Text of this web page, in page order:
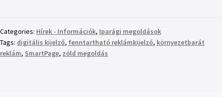
Categories: Hírek - Információk, Iparági megoldások
Tags: digitális kijelző, fenntartható reklámkijelző, környezetbarát
reklám, SmartPage, zöld megoldás